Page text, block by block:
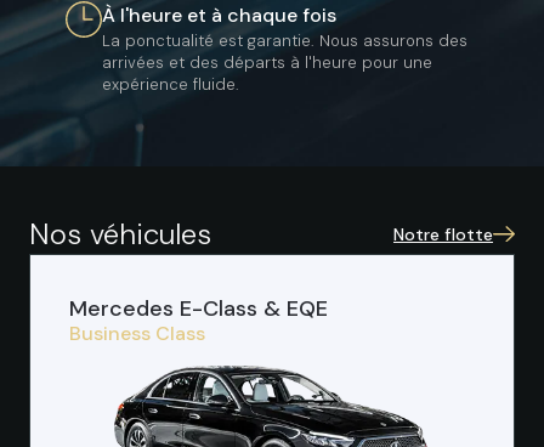
À l'heure et à chaque fois
La ponctualité est garantie. Nous assurons des
arrivées et des départs à l'heure pour une
expérience fluide.
Nos véhicules Notre flotte
Mercedes E-Class & EQE
Business Class